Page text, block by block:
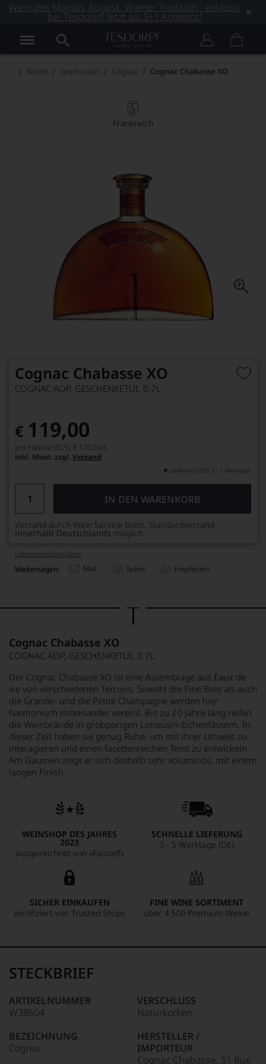
Wein des Monats August: Wiener Tradition - exklusiv
bei Tesdorpf! Jetzt als 5+1 Angebot!
Weine Spirituosen Cognac Cognac Chabasse XO
Frankreich
Cognac Chabasse XO
COGNAC AOP, GESCHENKETUI, 0,7L
€ 119,00
pro Flasche (0.7l), € 170,00/L
inkl. Mwst. zzgl. Versand
Lieferung (DE) 3 - 5 Werktage
IN DEN WARENKORB
Versand durch Wein Service Bonn, Standardversand
innerhalb Deutschlands möglich
Lebensmittel­angaben
Weitersagen: Mail Teilen Empfehlen
Cognac Chabasse XO
COGNAC AOP, GESCHENKETUI, 0,7L
Der Cognac Chabasse XO ist eine Assemblage aus Eaux de
vie von verschiedenen Terroirs. Sowohl die Fine Bois als auch
die Grande- und die Petite Champagne werden hier
harmonisch miteinander vereint. Bis zu 20 Jahre lang reifen
die Weinbrände in grobporigen Limousin-Eichenfässern. In
dieser Zeit haben sie genug Ruhe, um mit ihrer Umwelt zu
interagieren und einen facettenreichen Teint zu entwickeln.
Am Gaumen zeigt er sich deshalb sehr voluminös, mit einem
langen Finish.
WEINSHOP DES JAHRES
2023
ausgezeichnet von »Falstaff«
SCHNELLE LIEFERUNG
3 - 5 Werktage (DE)
SICHER EINKAUFEN
zertifiziert von Trusted Shops
FINE WINE SORTIMENT
über 4.500 Premium-Weine
STECKBRIEF
ARTIKELNUMMER
W38604
BEZEICHNUNG
Cognac
VERSCHLUSS
Naturkorken
HERSTELLER /
IMPORTEUR
Cognac Chabasse, 51 Rue